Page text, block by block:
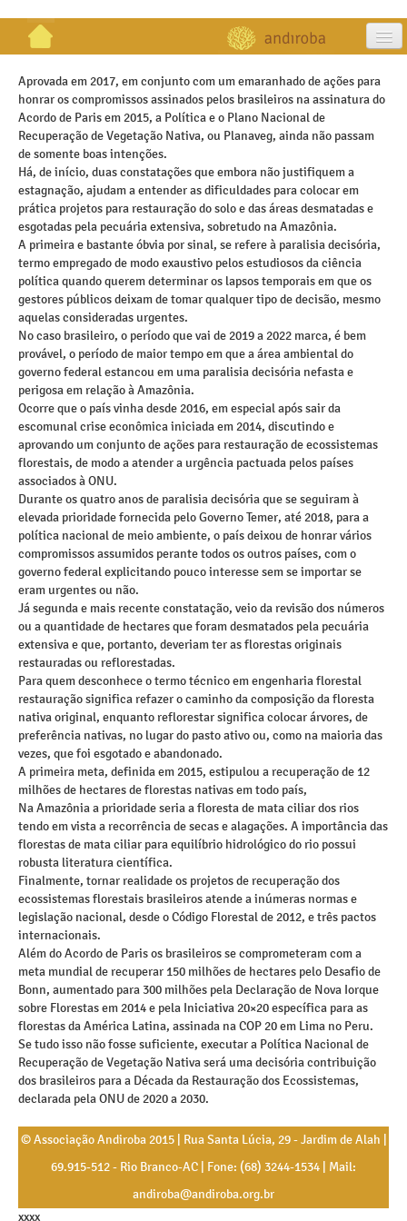
artigos
projetos
publicações
galeria
contato
Aprovada em 2017, em conjunto com um emaranhado de ações para
honrar os compromissos assinados pelos brasileiros na assinatura do
Acordo de Paris em 2015, a Política e o Plano Nacional de
Recuperação de Vegetação Nativa, ou Planaveg, ainda não passam
de somente boas intenções.
Há, de início, duas constatações que embora não justifiquem a
estagnação, ajudam a entender as dificuldades para colocar em
prática projetos para restauração do solo e das áreas desmatadas e
esgotadas pela pecuária extensiva, sobretudo na Amazônia.
A primeira e bastante óbvia por sinal, se refere à paralisia decisória,
termo empregado de modo exaustivo pelos estudiosos da ciência
política quando querem determinar os lapsos temporais em que os
gestores públicos deixam de tomar qualquer tipo de decisão, mesmo
aquelas consideradas urgentes.
No caso brasileiro, o período que vai de 2019 a 2022 marca, é bem
provável, o período de maior tempo em que a área ambiental do
governo federal estancou em uma paralisia decisória nefasta e
perigosa em relação à Amazônia.
Ocorre que o país vinha desde 2016, em especial após sair da
escomunal crise econômica iniciada em 2014, discutindo e
aprovando um conjunto de ações para restauração de ecossistemas
florestais, de modo a atender a urgência pactuada pelos países
associados à ONU.
Durante os quatro anos de paralisia decisória que se seguiram à
elevada prioridade fornecida pelo Governo Temer, até 2018, para a
política nacional de meio ambiente, o país deixou de honrar vários
compromissos assumidos perante todos os outros países, com o
governo federal explicitando pouco interesse sem se importar se
eram urgentes ou não.
Já segunda e mais recente constatação, veio da revisão dos números
ou a quantidade de hectares que foram desmatados pela pecuária
extensiva e que, portanto, deveriam ter as florestas originais
restauradas ou reflorestadas.
Para quem desconhece o termo técnico em engenharia florestal
restauração significa refazer o caminho da composição da floresta
nativa original, enquanto reflorestar significa colocar árvores, de
preferência nativas, no lugar do pasto ativo ou, como na maioria das
vezes, que foi esgotado e abandonado.
A primeira meta, definida em 2015, estipulou a recuperação de 12
milhões de hectares de florestas nativas em todo país,
Na Amazônia a prioridade seria a floresta de mata ciliar dos rios
tendo em vista a recorrência de secas e alagações. A importância das
florestas de mata ciliar para equilíbrio hidrológico do rio possui
robusta literatura científica.
Finalmente, tornar realidade os projetos de recuperação dos
ecossistemas florestais brasileiros atende a inúmeras normas e
legislação nacional, desde o Código Florestal de 2012, e três pactos
internacionais.
Além do Acordo de Paris os brasileiros se comprometeram com a
meta mundial de recuperar 150 milhões de hectares pelo Desafio de
Bonn, aumentado para 300 milhões pela Declaração de Nova Iorque
sobre Florestas em 2014 e pela Iniciativa 20×20 específica para as
florestas da América Latina, assinada na COP 20 em Lima no Peru.
Se tudo isso não fosse suficiente, executar a Política Nacional de
Recuperação de Vegetação Nativa será uma decisória contribuição
dos brasileiros para a Década da Restauração dos Ecossistemas,
declarada pela ONU de 2020 a 2030.
© Associação Andiroba 2015 | Rua Santa Lúcia, 29 - Jardim de Alah |
69.915-512 - Rio Branco-AC | Fone: (68) 3244-1534 | Mail:
andiroba@andiroba.org.br
xxxx